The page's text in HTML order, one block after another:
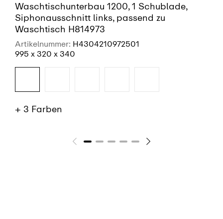
Waschtischunterbau 1200, 1 Schublade,
Siphonausschnitt links, passend zu
Waschtisch H814973
Artikelnummer: H4304210972501
995 x 320 x 340
+ 3 Farben